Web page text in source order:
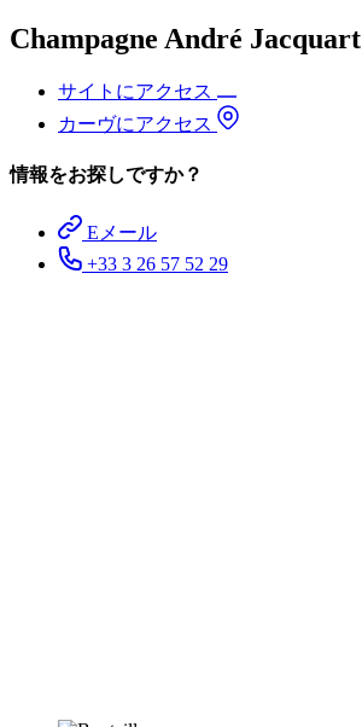
Champagne André Jacquart
サイトにアクセス
カーヴにアクセス
情報をお探しですか？
Eメール
+33 3 26 57 52 29